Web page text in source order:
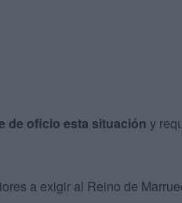
de oficio esta situación y
a exigir al Reino de